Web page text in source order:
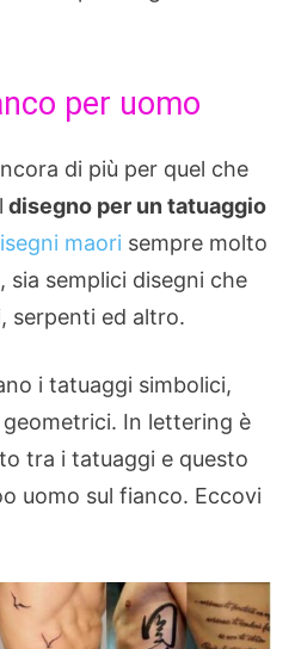
per uomo
di più per quel che
disegno per un tatuaggio
maori sempre molto
sia semplici disegni che
serpenti ed altro.
i tatuaggi simbolici,
In lettering è
tra i tatuaggi e questo
uomo sul fianco. Eccovi